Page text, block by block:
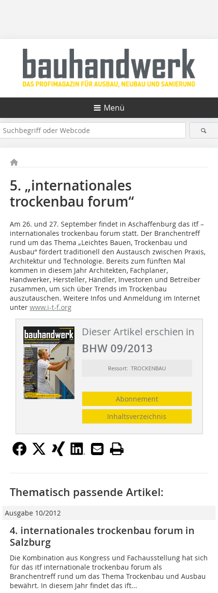
Menü
5. „internationales
trockenbau forum“
Am 26. und 27. September findet in Aschaffenburg das itf –
internationales trockenbau forum statt. Der Branchentreff
rund um das Thema „Leichtes Bauen, Trockenbau und
Ausbau“ fördert traditionell den Austausch zwischen Praxis,
Architektur und Technologie. Bereits zum fünften Mal
kommen in diesem Jahr Architekten, Fachplaner,
Handwerker, Hersteller, Händler, Investoren und Betreiber
zusammen, um sich über Trends im Trockenbau
auszutauschen. Weitere Infos und Anmeldung im Internet
unter www.i-t-f.org
Dieser Artikel erschien in
BHW 09/2013
Ressort: TROCKENBAU
Abonnement
Inhaltsverzeichnis
Thematisch passende Artikel:
Ausgabe 10/2012
4. internationales trockenbau forum in
Salzburg
Die Kombination aus Kongress und Fachausstellung hat sich
für das itf internationale trockenbau forum als
Branchentreff rund um das Thema Trockenbau und Ausbau
bewährt. In diesem Jahr findet das ift...